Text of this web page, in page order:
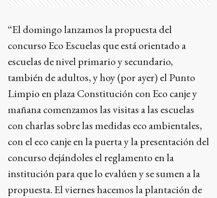
“El domingo lanzamos la propuesta del
concurso Eco Escuelas que está orientado a
escuelas de nivel primario y secundario,
también de adultos, y hoy (por ayer) el Punto
Limpio en plaza Constitución con Eco canje y
mañana comenzamos las visitas a las escuelas
con charlas sobre las medidas eco ambientales,
con el eco canje en la puerta y la presentación del
concurso dejándoles el reglamento en la
institución para que lo evalúen y se sumen a la
propuesta. El viernes hacemos la plantación de